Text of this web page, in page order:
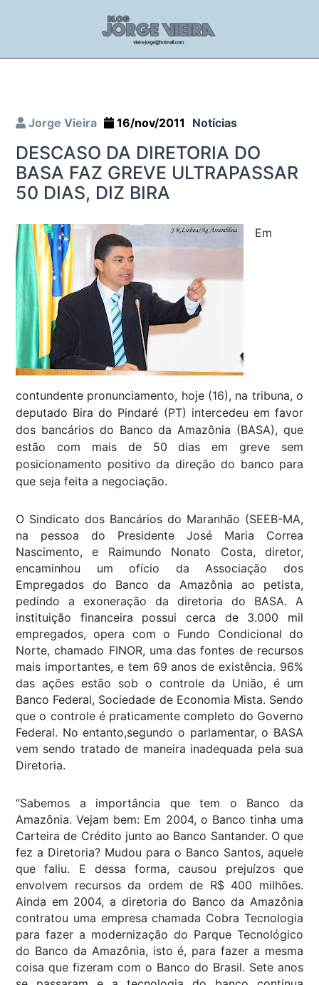
Jorge Vieira 16/nov/2011 Notícias
DESCASO DA DIRETORIA DO
BASA FAZ GREVE ULTRAPASSAR
50 DIAS, DIZ BIRA
Em
contundente pronunciamento, hoje (16), na tribuna, o
deputado Bira do Pindaré (PT) intercedeu em favor
dos bancários do Banco da Amazônia (BASA), que
estão com mais de 50 dias em greve sem
posicionamento positivo da direção do banco para
que seja feita a negociação.
O Sindicato dos Bancários do Maranhão (SEEB-MA,
na pessoa do Presidente José Maria Correa
Nascimento, e Raimundo Nonato Costa, diretor,
encaminhou um ofício da Associação dos
Empregados do Banco da Amazônia ao petista,
pedindo a exoneração da diretoria do BASA. A
instituição financeira possui cerca de 3.000 mil
empregados, opera com o Fundo Condicional do
Norte, chamado FINOR, uma das fontes de recursos
mais importantes, e tem 69 anos de existência. 96%
das ações estão sob o controle da União, é um
Banco Federal, Sociedade de Economia Mista. Sendo
que o controle é praticamente completo do Governo
Federal. No entanto,segundo o parlamentar, o BASA
vem sendo tratado de maneira inadequada pela sua
Diretoria.
“Sabemos a importância que tem o Banco da
Amazônia. Vejam bem: Em 2004, o Banco tinha uma
Carteira de Crédito junto ao Banco Santander. O que
fez a Diretoria? Mudou para o Banco Santos, aquele
que faliu. E dessa forma, causou prejuízos que
envolvem recursos da ordem de R$ 400 milhões.
Ainda em 2004, a diretoria do Banco da Amazônia
contratou uma empresa chamada Cobra Tecnologia
para fazer a modernização do Parque Tecnológico
do Banco da Amazônia, isto é, para fazer a mesma
coisa que fizeram com o Banco do Brasil. Sete anos